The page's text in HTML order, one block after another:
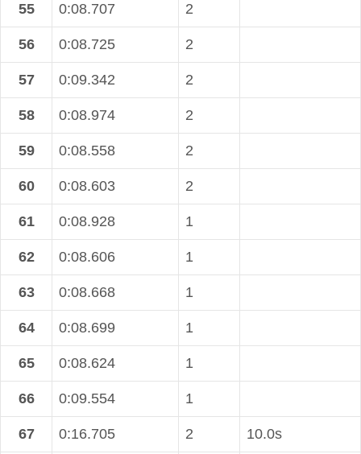
55 0:08.707 2
56 0:08.725 2
57 0:09.342 2
58 0:08.974 2
59 0:08.558 2
60 0:08.603 2
61 0:08.928 1
62 0:08.606 1
63 0:08.668 1
64 0:08.699 1
65 0:08.624 1
66 0:09.554 1
67 0:16.705 2 10.0s